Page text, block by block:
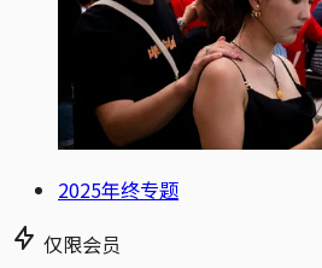
2025年终专题
仅限会员